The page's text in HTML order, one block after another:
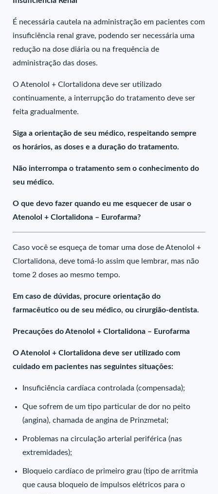
É necessária cautela na administração em pacientes com
insuficiência renal grave, podendo ser necessária uma
redução na dose diária ou na frequência de
administração das doses.
O Atenolol + Clortalidona deve ser utilizado
continuamente, a interrupção do tratamento deve ser
feita gradualmente.
Siga a orientação de seu médico, respeitando sempre
os horários, as doses e a duração do tratamento.
Não interrompa o tratamento sem o conhecimento do
seu médico.
O que devo fazer quando eu me esquecer de usar o
Atenolol + Clortalidona – Eurofarma?
Caso você se esqueça de tomar uma dose de Atenolol +
Clortalidona, deve tomá-lo assim que lembrar, mas não
tome 2 doses ao mesmo tempo.
Em caso de dúvidas, procure orientação do
farmacêutico ou de seu médico, ou cirurgião-dentista.
Precauções do Atenolol + Clortalidona – Eurofarma
O Atenolol + Clortalidona deve ser utilizado com
cuidado em pacientes nas seguintes situações:
Insuficiência cardíaca controlada (compensada);
Que sofrem de um tipo particular de dor no peito
(angina), chamada de angina de Prinzmetal;
Problemas na circulação arterial periférica (nas
extremidades);
Bloqueio cardíaco de primeiro grau (tipo de arritmia
que causa bloqueio de impulsos elétricos para o